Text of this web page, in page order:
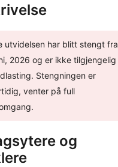
utvidelsen har blitt stengt fra
2026 og er ikke tilgjengelig
Stengningen er
venter på full
og